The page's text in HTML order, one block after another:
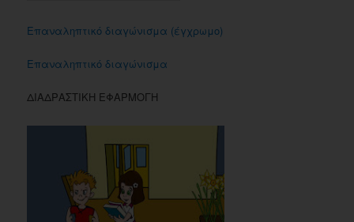
Επαναληπτικό διαγώνισμα (έγχρωμο)
Επαναληπτικό διαγώνισμα
ΔΙΑΔΡΑΣΤΙΚΗ ΕΦΑΡΜΟΓΗ